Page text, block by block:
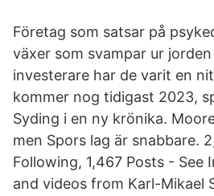
Företag som satsar på
växer som svampar ur
investerare har de varit en
kommer nog tidigast 2023,
Syding i en ny krönika.
men Spors lag är snabbare.
Following, 1,467 Posts - See
and videos from Karl-Mikael